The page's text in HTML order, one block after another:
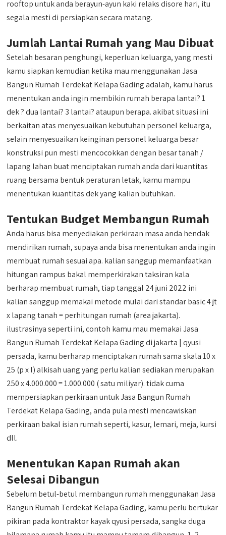
rooftop untuk anda berayun-ayun kaki relaks disore hari, itu
segala mesti di persiapkan secara matang.
Jumlah Lantai Rumah yang Mau Dibuat
Setelah besaran penghungi, keperluan keluarga, yang mesti
kamu siapkan kemudian ketika mau menggunakan Jasa
Bangun Rumah Terdekat Kelapa Gading adalah, kamu harus
menentukan anda ingin membikin rumah berapa lantai? 1
dek ? dua lantai? 3 lantai? ataupun berapa. akibat situasi ini
berkaitan atas menyesuaikan kebutuhan personel keluarga,
selain menyesuaikan keinginan personel keluarga besar
konstruksi pun mesti mencocokkan dengan besar tanah /
lapang lahan buat menciptakan rumah anda dari kuantitas
ruang bersama bentuk peraturan letak, kamu mampu
menentukan kuantitas dek yang kalian butuhkan.
Tentukan Budget Membangun Rumah
Anda harus bisa menyediakan perkiraan masa anda hendak
mendirikan rumah, supaya anda bisa menentukan anda ingin
membuat rumah sesuai apa. kalian sanggup memanfaatkan
hitungan rampus bakal memperkirakan taksiran kala
berharap membuat rumah, tiap tanggal 24 juni 2022 ini
kalian sanggup memakai metode mulai dari standar basic 4 jt
x lapang tanah = perhitungan rumah (area jakarta).
ilustrasinya seperti ini, contoh kamu mau memakai Jasa
Bangun Rumah Terdekat Kelapa Gading di jakarta | qyusi
persada, kamu berharap menciptakan rumah sama skala 10 x
25 (p x l) alkisah uang yang perlu kalian sediakan merupakan
250 x 4.000.000 = 1.000.000 ( satu miliyar). tidak cuma
mempersiapkan perkiraan untuk Jasa Bangun Rumah
Terdekat Kelapa Gading, anda pula mesti mencawiskan
perkiraan bakal isian rumah seperti, kasur, lemari, meja, kursi
dll.
Menentukan Kapan Rumah akan
Selesai Dibangun
Sebelum betul-betul membangun rumah menggunakan Jasa
Bangun Rumah Terdekat Kelapa Gading, kamu perlu bertukar
pikiran pada kontraktor kayak qyusi persada, sangka duga